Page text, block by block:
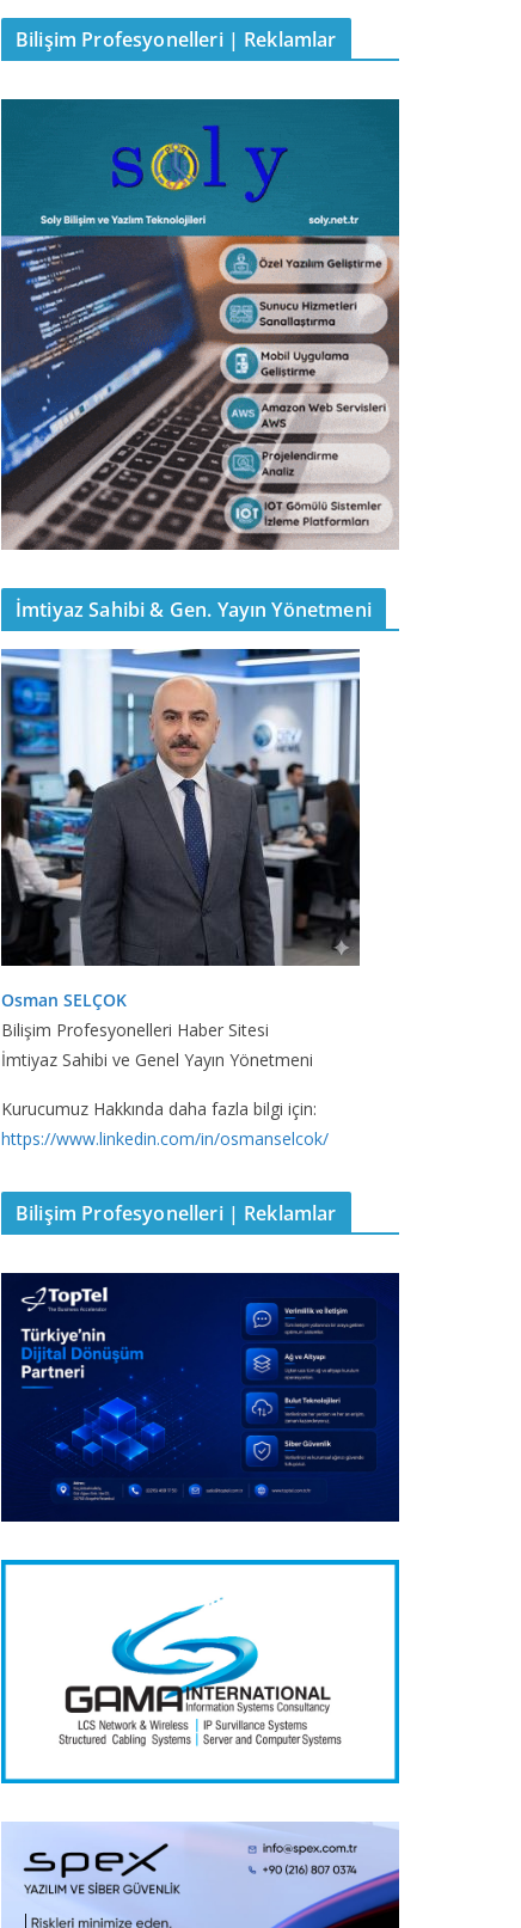
Bilişim Profesyonelleri | Reklamlar
İmtiyaz Sahibi & Gen. Yayın Yönetmeni
Osman SELÇOK
Bilişim Profesyonelleri Haber Sitesi
İmtiyaz Sahibi ve Genel Yayın Yönetmeni
Kurucumuz Hakkında daha fazla bilgi için:
https://www.linkedin.com/in/osmanselcok/
Bilişim Profesyonelleri | Reklamlar